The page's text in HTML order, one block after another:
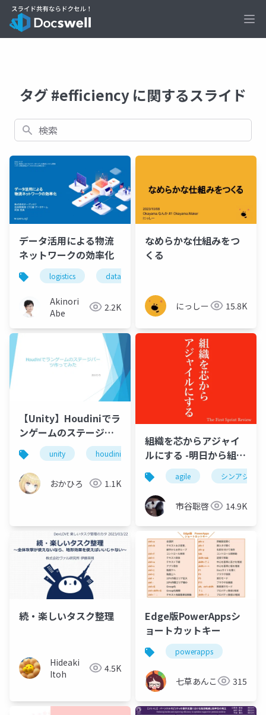
タグ #efficiency に関するスライド
検索
データ活用による物流
ネットワークの効率化
logistics data-driven
Akinori
Abe
2.2K
なめらかな仕組みをつ
くる
にっしー 15.8K
【Unity】Houdiniでラ
ンゲームのステージパ
ーツ作ってみた
unity houdini
おかひろ 1.1K
組織を芯からアジャイ
ルにする -明日から組
織、チームをアジャイ
ルにする第一歩を踏み
出そう-
agile シンアジャイ
市谷聡啓 14.9K
続・楽しいタスク整理
Hideaki
Itoh
4.5K
Edge版PowerAppsシ
ョートカットキー
powerapps
七草あんこ 315